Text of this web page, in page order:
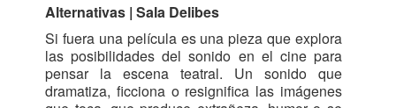
Alternativas | Sala Delibes
Si fuera una película es una pieza que explora
las posibilidades del sonido en el cine para
pensar la escena teatral. Un sonido que
dramatiza, ficciona o resignifica las imágenes